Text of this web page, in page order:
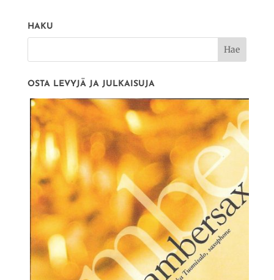
HAKU
OSTA LEVYJÄ JA JULKAISUJA